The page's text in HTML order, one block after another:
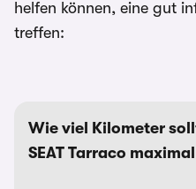
helfen können, eine gut
treffen:
Wie viel Kilometer
SEAT Tarraco